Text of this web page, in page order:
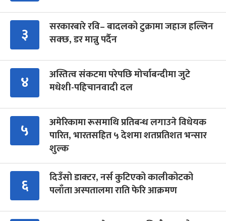
३
सरकारबारे रवि– बादलको टुक्रामा जहाज हल्लिन
सक्छ, डर मान्नु पर्दैन
४
अस्तित्व संकटमा परेपछि मोर्चाबन्दीमा जुटे
मधेशी-पहिचानवादी दल
५
अमेरिकामा रूसमाथि प्रतिबन्ध लगाउने विधेयक
पारित, भारतसहित ५ देशमा शतप्रतिशत भन्सार
शुल्क
६
दिउँसो डाक्टर, नर्स कुटिएको कालीकोटको
पलाँता अस्पतालमा राति फेरि आक्रमण